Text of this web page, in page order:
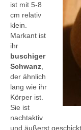
ist mit 5-8
cm relativ
klein.
Markant ist
ihr
buschiger
Schwanz
der ähnlich
lang wie ihr
Körper ist.
Sie ist
nachtaktiv
und äußerst